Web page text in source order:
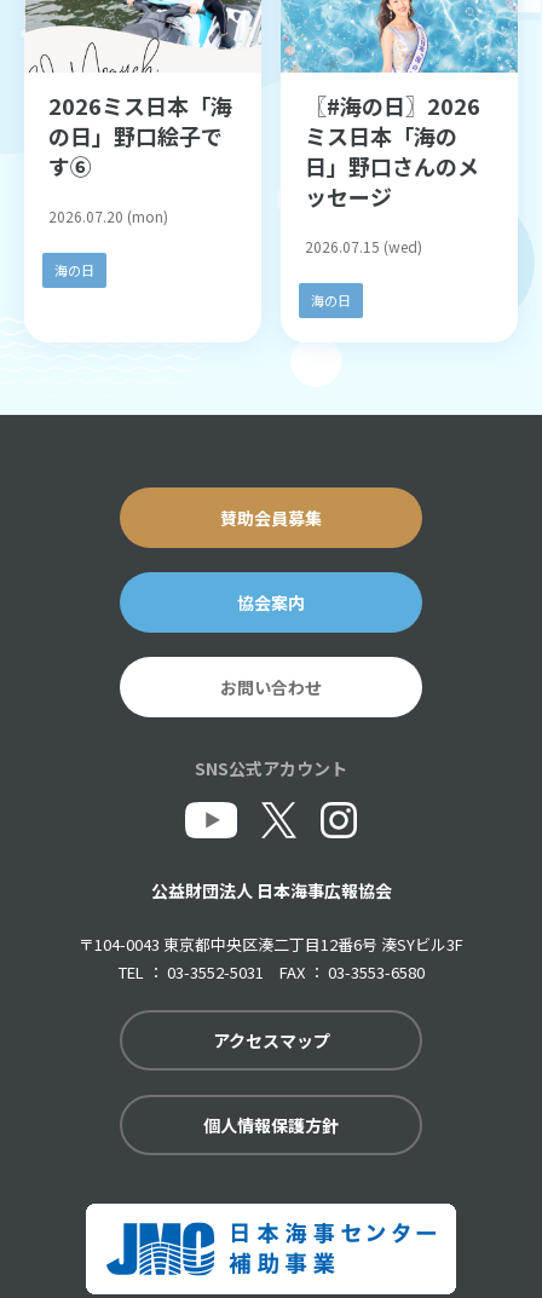
2026ミス日本「海
の日」野口絵子で
す⑥
2026.07.20 (mon)
海の日
〖#海の日〗2026
ミス日本「海の
日」野口さんのメ
ッセージ
2026.07.15 (wed)
海の日
賛助会員募集
協会案内
お問い合わせ
SNS公式アカウント
公益財団法人 日本海事広報協会
〒104-0043 東京都中央区湊二丁目12番6号 湊SYビル3F
TEL ： 03-3552-5031 FAX ： 03-3553-6580
アクセスマップ
個人情報保護方針